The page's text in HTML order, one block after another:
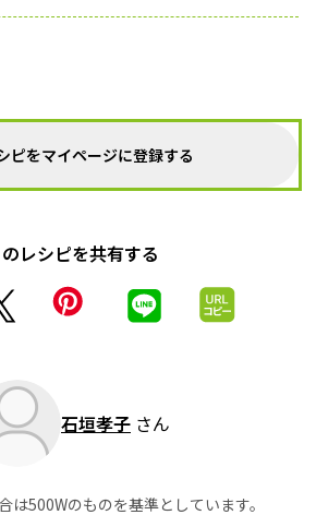
ピをマイページに登録する
レシピを共有する
石垣孝子 さん
500Wのものを基準としています。